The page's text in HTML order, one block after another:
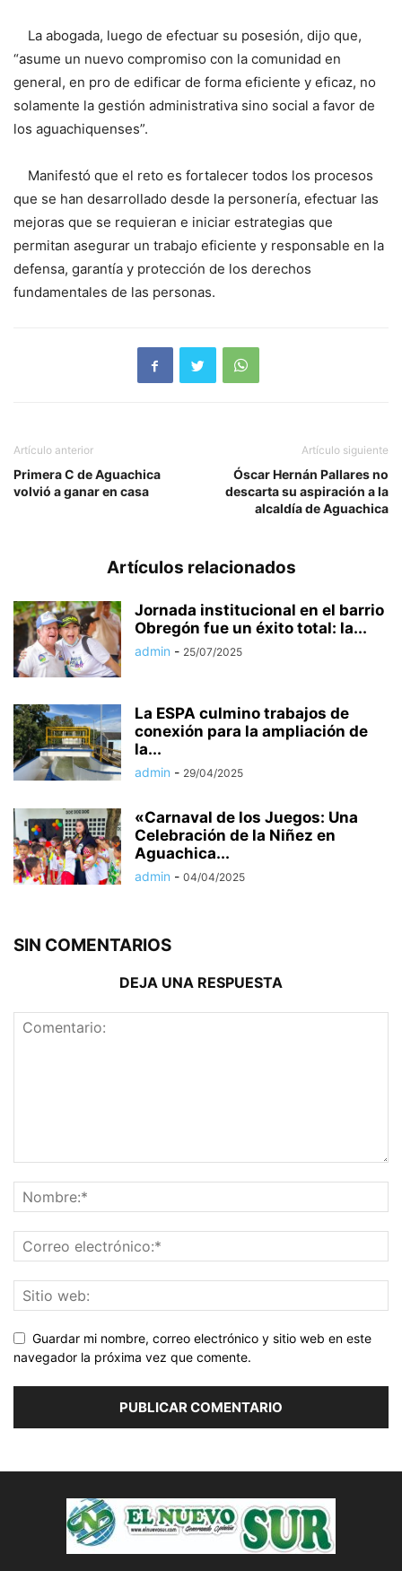
La abogada, luego de efectuar su posesión, dijo que,
“asume un nuevo compromiso con la comunidad en
general, en pro de edificar de forma eficiente y eficaz, no
solamente la gestión administrativa sino social a favor de
los aguachiquenses”.
Manifestó que el reto es fortalecer todos los procesos
que se han desarrollado desde la personería, efectuar las
mejoras que se requieran e iniciar estrategias que
permitan asegurar un trabajo eficiente y responsable en la
defensa, garantía y protección de los derechos
fundamentales de las personas.
Artículo anterior
Primera C de Aguachica
volvió a ganar en casa
Artículo siguiente
Óscar Hernán Pallares no
descarta su aspiración a la
alcaldía de Aguachica
Artículos relacionados
Jornada institucional en el barrio
Obregón fue un éxito total: la...
admin - 25/07/2025
La ESPA culmino trabajos de
conexión para la ampliación de
la...
admin - 29/04/2025
«Carnaval de los Juegos: Una
Celebración de la Niñez en
Aguachica...
admin - 04/04/2025
SIN COMENTARIOS
DEJA UNA RESPUESTA
Guardar mi nombre, correo electrónico y sitio web en este
navegador la próxima vez que comente.